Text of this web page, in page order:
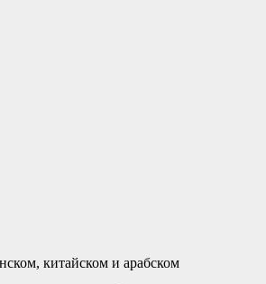
китайском и арабском